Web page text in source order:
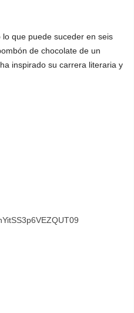
que puede suceder en seis
de chocolate de un
inspirado su carrera literaria y